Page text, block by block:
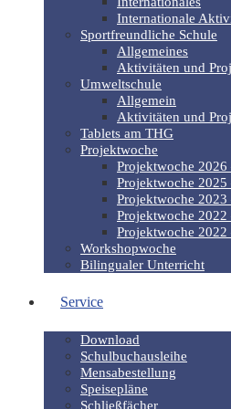
Internationale
Sportfreundliche Schule
Allgemeines
Aktivitäten und
Umweltschule
Allgemein
Aktivitäten und
Tablets am THG
Projektwoche
Projektwoche 2026
Projektwoche
Projektwoche
Projektwoche
Projektwoche
Workshopwoche
Bilingualer Unterricht
Service
Download
Schulbuchausleihe
Mensabestellung
Speisepläne
Schließfächer